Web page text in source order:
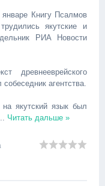
Книгу Псалмов
якутские и
РИА Новости
древнееврейского
агентства.
якутский язык был
Читать дальше »